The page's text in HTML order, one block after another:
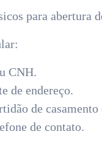
para abertura
CNH.
de endereço.
de
de contato.